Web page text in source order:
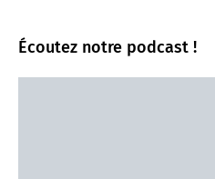
Écoutez notre podcast !